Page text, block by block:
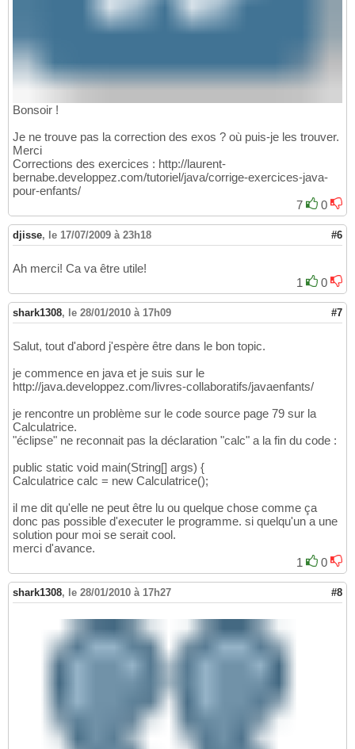
Bonsoir !
Je ne trouve pas la correction des exos ? où puis-je les trouver.
Merci
Corrections des exercices : http://laurent-
bernabe.developpez.com/tutoriel/java/corrige-exercices-java-
pour-enfants/
7
0
djisse, le 17/07/2009 à 23h18 #6
Ah merci! Ca va être utile!
1
0
shark1308, le 28/01/2010 à 17h09 #7
Salut, tout d'abord j'espère être dans le bon topic.
je commence en java et je suis sur le
http://java.developpez.com/livres-collaboratifs/javaenfants/
je rencontre un problème sur le code source page 79 sur la
Calculatrice.
"éclipse" ne reconnait pas la déclaration "calc" a la fin du code :
public static void main(String[] args) {
Calculatrice calc = new Calculatrice();
il me dit qu'elle ne peut être lu ou quelque chose comme ça
donc pas possible d'executer le programme. si quelqu'un a une
solution pour moi se serait cool.
merci d'avance.
1
0
shark1308, le 28/01/2010 à 17h27 #8